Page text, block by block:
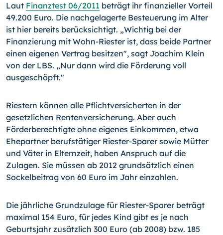
Laut Finanztest 06/2011 beträgt ihr finanzieller Vorteil
49.200 Euro. Die nachgelagerte Besteuerung im Alter
ist hier bereits berücksichtigt. „Wichtig bei der
Finanzierung mit Wohn-Riester ist, dass beide Partner
einen eigenen Vertrag besitzen", sagt Joachim Klein
von der LBS. „Nur dann wird die Förderung voll
ausgeschöpft."
Riestern können alle Pflichtversicherten in der
gesetzlichen Rentenversicherung. Aber auch
Förderberechtigte ohne eigenes Einkommen, etwa
Ehepartner berufstätiger Riester-Sparer sowie Mütter
und Väter in Elternzeit, haben Anspruch auf die
Zulagen. Sie müssen ab 2012 grundsätzlich einen
Sockelbeitrag von 60 Euro im Jahr einzahlen.
Die jährliche Grundzulage für Riester-Sparer beträgt
maximal 154 Euro, für jedes Kind gibt es je nach
Geburtsjahr zusätzlich 300 Euro (ab 2008) bzw. 185